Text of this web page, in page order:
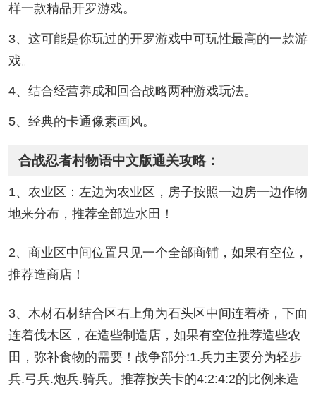
样一款精品开罗游戏。
3、这可能是你玩过的开罗游戏中可玩性最高的一款游
戏。
4、结合经营养成和回合战略两种游戏玩法。
5、经典的卡通像素画风。
合战忍者村物语中文版通关攻略：
1、农业区：左边为农业区，房子按照一边房一边作物
地来分布，推荐全部造水田！
2、商业区中间位置只见一个全部商铺，如果有空位，
推荐造商店！
3、木材石材结合区右上角为石头区中间连着桥，下面
连着伐木区，在造些制造店，如果有空位推荐造些农
田，弥补食物的需要！战争部分:1.兵力主要分为轻步
兵.弓兵.炮兵.骑兵。推荐按关卡的4:2:4:2的比例来造